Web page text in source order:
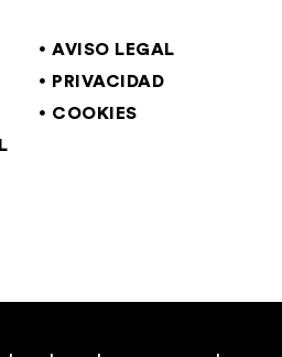
AVISO LEGAL
PRIVACIDAD
COOKIES